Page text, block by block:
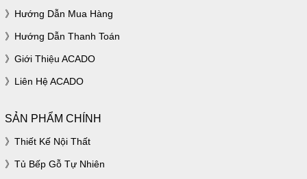
Hướng Dẫn Mua Hàng
Hướng Dẫn Thanh Toán
Giới Thiệu ACADO
Liên Hệ ACADO
SẢN PHẨM CHÍNH
Thiết Kế Nội Thất
Tủ Bếp Gỗ Tự Nhiên